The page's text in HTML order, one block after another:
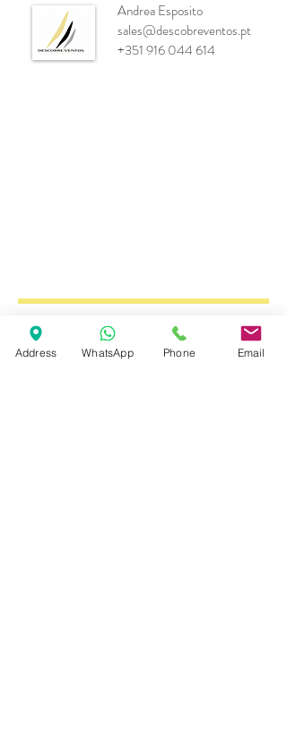
Andrea Esposito
sales@descobreventos.pt
+351 916 044 614
Marcas
Address WhatsApp Phone Email